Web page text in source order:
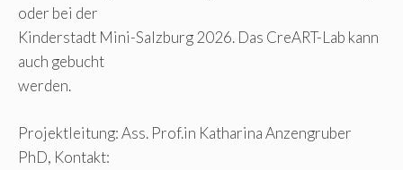
oder bei der
Kinderstadt Mini-Salzburg 2026. Das CreART-Lab kann
auch gebucht
werden.
Projektleitung: Ass. Prof.in Katharina Anzengruber
PhD, Kontakt: